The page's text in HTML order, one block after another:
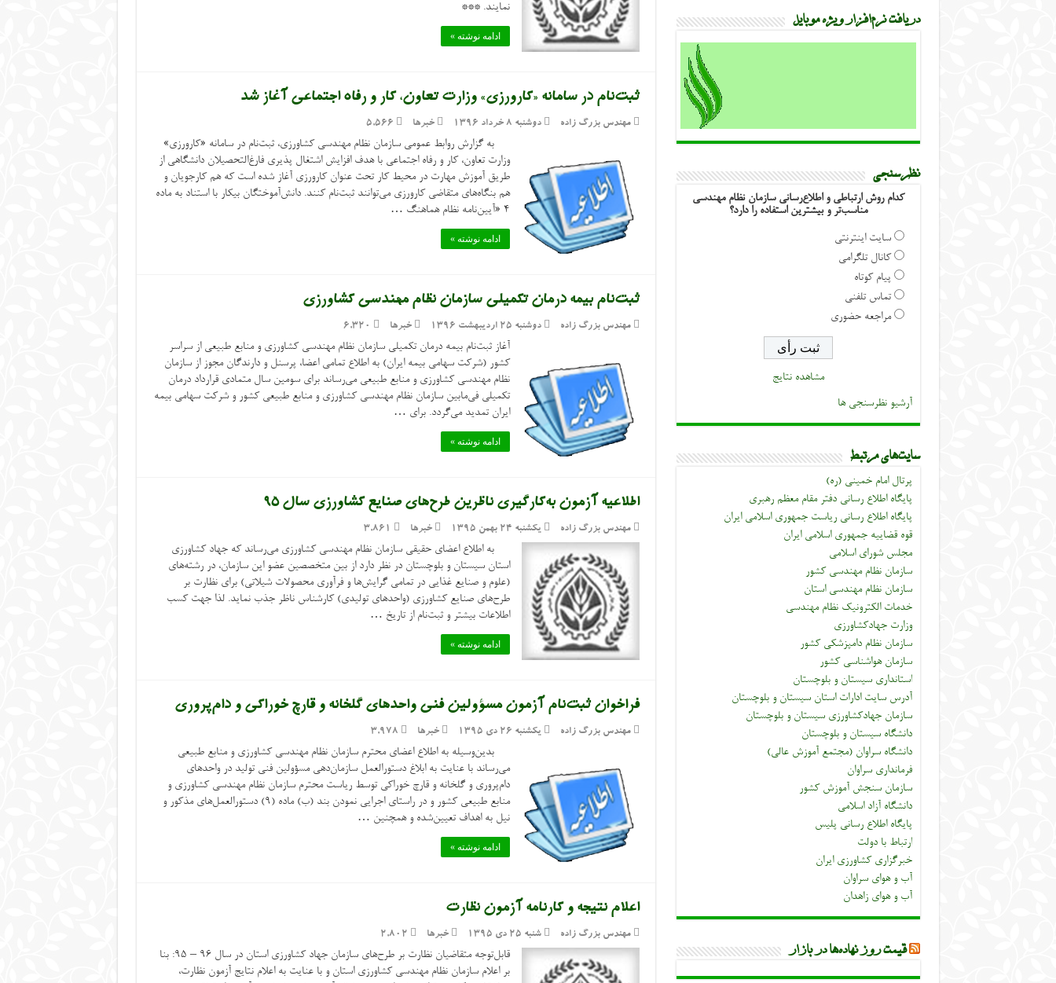
نمایند. ***
ادامه نوشته »
ثبت‌نام در سامانه «کارورزی» وزارت تعاون، کار و رفاه اجتماعی آغاز شد
مهندس بزرگ زاده دوشنبه ۸ خرداد ۱۳۹۶ خبرها 5,566
به گزارش روابط عمومی سازمان نظام مهندسی کشاورزی، ثبت‌نام در سامانه «کارورزی»
وزارت تعاون، کار و رفاه اجتماعی با هدف افزایش اشتغال پذیری فارغ‌التحصیلان دانشگاهی از
طریق آموزش مهارت در محیط کار تحت عنوان کارورزی آغاز شده است که هم کارجویان و
هم بنگاه‌های متقاضی کارورزی می‌توانند ثبت‌نام کنند. دانش‌آموختگان بیکار با استناد به ماده
۴ «آیین‌نامه نظام هماهنگ …
ادامه نوشته »
ثبت‌نام بیمه درمان تکمیلی سازمان نظام مهندسی کشاورزی
مهندس بزرگ زاده دوشنبه ۲۵ اردیبهشت ۱۳۹۶ خبرها 6,320
آغاز ثبت‌نام بیمه درمان تکمیلی سازمان نظام مهندسی کشاورزی و منابع طبیعی از سراسر
کشور (شرکت سهامی بیمه ایران) به اطلاع تمامی اعضا، پرسنل و دارندگان مجوز از سازمان
نظام مهندسی کشاورزی و منابع طبیعی می‌رساند برای سومین سال متمادی قرارداد درمان
تکمیلی فی‌مابین سازمان نظام مهندسی کشاورزی و منابع طبیعی کشور و شرکت سهامی بیمه
ایران تمدید می‌گردد. برای …
ادامه نوشته »
اطلاعیه آزمون به‌کارگیری ناظرین طرح‌های صنایع کشاورزی سال ۹۵
مهندس بزرگ زاده یکشنبه ۲۴ بهمن ۱۳۹۵ خبرها 3,861
به اطلاع اعضای حقیقی سازمان نظام مهندسی کشاورزی می‌رساند که جهاد کشاورزی
استان سیستان و بلوچستان در نظر دارد از بین متخصصین عضو این سازمان، در رشته‌های
(علوم و صنایع غذایی در تمامی گرایش‌ها و فرآوری محصولات شیلاتی) برای نظارت بر
طرح‌های صنایع کشاورزی (واحدهای تولیدی) کارشناس ناظر جذب نماید. لذا جهت کسب
اطلاعات بیشتر و ثبت‌نام از تاریخ …
ادامه نوشته »
فراخوان ثبت‌نام آزمون مسؤولین فنی واحدهای گلخانه و قارچ خوراکی و دام‌پروری
مهندس بزرگ زاده یکشنبه ۲۶ دی ۱۳۹۵ خبرها 3,978
بدین‌وسیله به اطلاع اعضای محترم سازمان نظام مهندسی کشاورزی و منابع طبیعی
می‌رساند با عنایت به ابلاغ دستورالعمل سازمان‌دهی مسؤولین فنی تولید در واحدهای
دام‌پروری و گلخانه و قارچ خوراکی توسط ریاست محترم سازمان نظام مهندسی کشاورزی و
منابع طبیعی کشور و در راستای اجرایی نمودن بند (ب) ماده (۹) دستورالعمل‌های مذکور و
نیل به اهداف تعیین‌شده و همچنین …
ادامه نوشته »
اعلام نتیجه و کارنامه آزمون نظارت
مهندس بزرگ زاده شنبه ۲۵ دی ۱۳۹۵ خبرها 2,802
قابل‌توجه متقاضیان نظارت بر طرح‌های سازمان جهاد کشاورزی استان در سال ۹۶ – ۹۵: بنا
بر اعلام سازمان نظام مهندسی کشاورزی استان و با عنایت به اعلام نتایج آزمون نظارت،
دریافت نرم‌افزار ویژه موبایل
نظرسنجی
کدام روش ارتباطی و اطلاع‌رسانی سازمان نظام مهندسی
مناسب‌تر و بیشترین استفاده را دارد؟
سایت اینترنتی
کانال تلگرامی
پیام کوتاه
تماس تلفنی
مراجعه حضوری
مشاهده نتایج
آرشیو نظرسنجی ها
سایت‌های مرتبط
پرتال امام خمینی (ره)
پایگاه اطلاع رسانی دفتر مقام معظم رهبری
پایگاه اطلاع رسانی ریاست جمهوری اسلامی ایران
قوه قضاییه جمهوری اسلامی ایران
مجلس شورای اسلامی
سازمان نظام مهندسی کشور
سازمان نظام مهندسی استان
خدمات الکترونیک نظام مهندسی
وزارت جهادکشاورزی
سازمان نظام دامپزشکی کشور
سازمان هواشناسی کشور
استانداری سیستان و بلوچستان
آدرس سایت ادارات استان سیستان و بلوچستان
سازمان جهادکشاورزی سیستان و بلوچستان
دانشگاه سیستان و بلوچستان
دانشگاه سراوان (مجتمع آموزش عالی)
فرمانداری سراوان
سازمان سنجش آموزش کشور
دانشگاه آزاد اسلامی
پایگاه اطلاع رسانی پلیس
ارتباط با دولت
خبرگزاری کشاورزی ایران
آب و هوای سراوان
آب و هوای زاهدان
قیمت روز نهاده‌ها در بازار